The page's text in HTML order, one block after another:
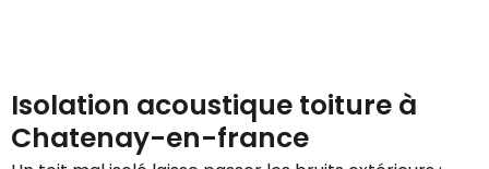
Isolation acoustique toiture à
Chatenay-en-france